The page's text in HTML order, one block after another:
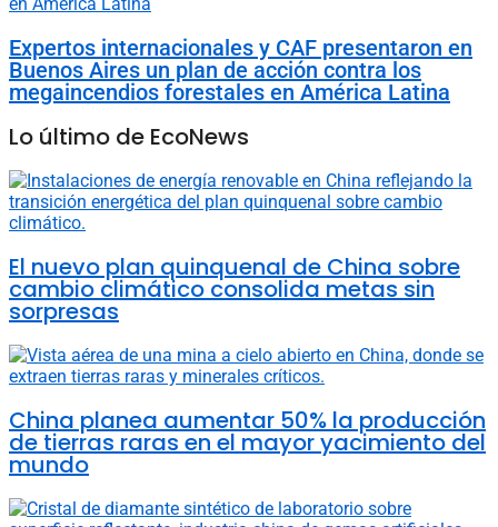
Expertos internacionales y CAF presentaron en
Buenos Aires un plan de acción contra los
megaincendios forestales en América Latina
Lo último de EcoNews
El nuevo plan quinquenal de China sobre
cambio climático consolida metas sin
sorpresas
China planea aumentar 50% la producción
de tierras raras en el mayor yacimiento del
mundo